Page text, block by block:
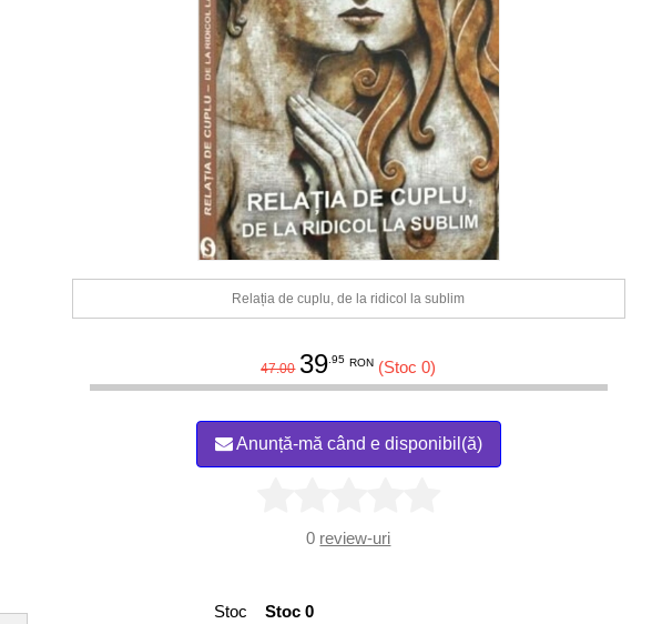
Relația de cuplu, de la ridicol la sublim
47.00 39 .95 RON (Stoc 0)
Anunță-mă când e disponibil(ă)
0 review-uri
Stoc
Stoc 0